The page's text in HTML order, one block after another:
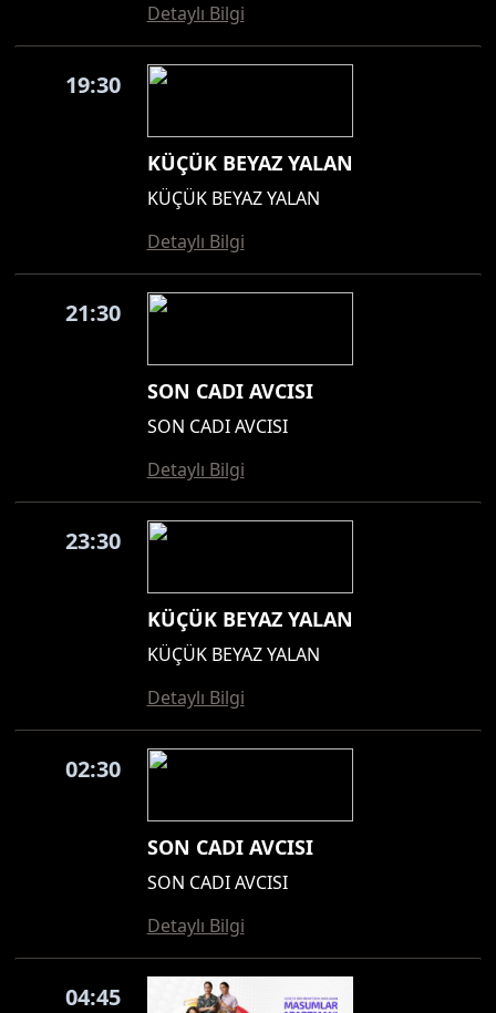
Detaylı Bilgi
19:30
KÜÇÜK BEYAZ YALAN
KÜÇÜK BEYAZ YALAN
Detaylı Bilgi
21:30
SON CADI AVCISI
SON CADI AVCISI
Detaylı Bilgi
23:30
KÜÇÜK BEYAZ YALAN
KÜÇÜK BEYAZ YALAN
Detaylı Bilgi
02:30
SON CADI AVCISI
SON CADI AVCISI
Detaylı Bilgi
04:45